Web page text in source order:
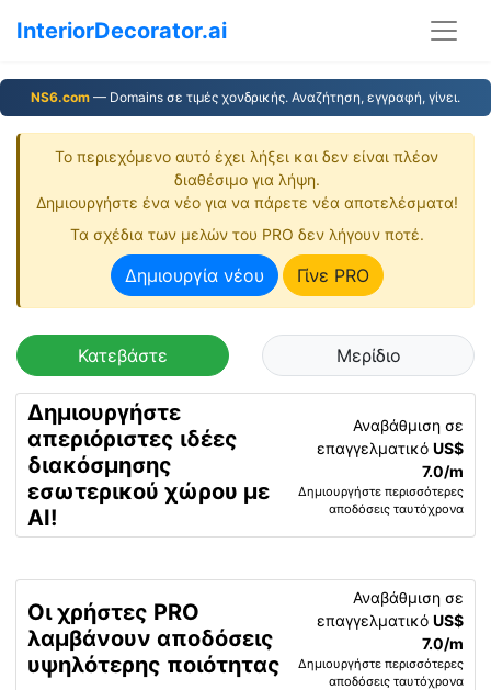
InteriorDecorator.ai
NS6.com — Domains σε τιμές χονδρικής. Αναζήτηση, εγγραφή, γίνει.
Το περιεχόμενο αυτό έχει λήξει και δεν είναι πλέον
διαθέσιμο για λήψη.
Δημιουργήστε ένα νέο για να πάρετε νέα αποτελέσματα!
Τα σχέδια των μελών του PRO δεν λήγουν ποτέ.
Δημιουργία νέου Γίνε PRO
Κατεβάστε Μερίδιο
Δημιουργήστε
απεριόριστες ιδέες
διακόσμησης
εσωτερικού χώρου με
AI!
Αναβάθμιση σε
επαγγελματικό US$
7.0/m
Δημιουργήστε περισσότερες
αποδόσεις ταυτόχρονα
Οι χρήστες PRO
λαμβάνουν αποδόσεις
υψηλότερης ποιότητας
Αναβάθμιση σε
επαγγελματικό US$
7.0/m
Δημιουργήστε περισσότερες
αποδόσεις ταυτόχρονα